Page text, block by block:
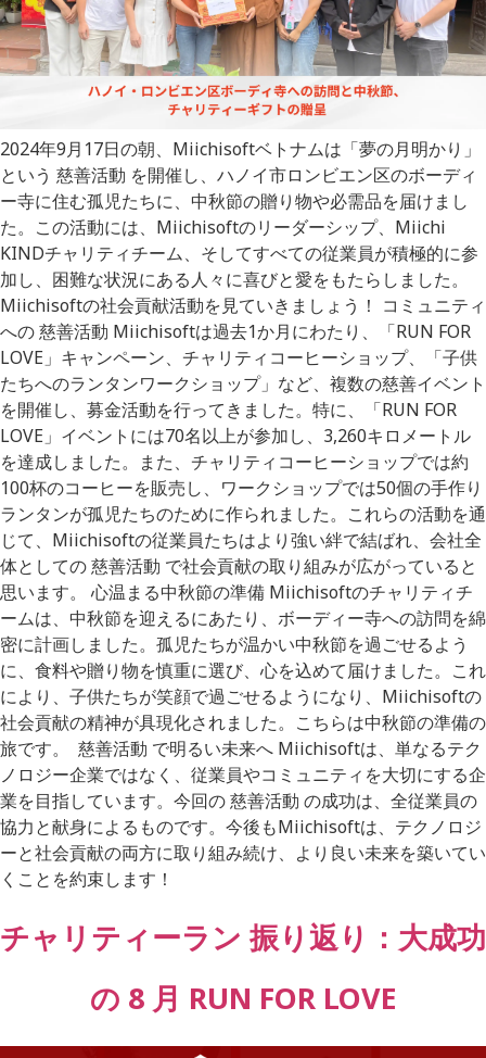
2024年9月17日の朝、Miichisoftベトナムは「夢の月明かり」
という 慈善活動 を開催し、ハノイ市ロンビエン区のボーディ
ー寺に住む孤児たちに、中秋節の贈り物や必需品を届けまし
た。この活動には、Miichisoftのリーダーシップ、Miichi
KINDチャリティチーム、そしてすべての従業員が積極的に参
加し、困難な状況にある人々に喜びと愛をもたらしました。
Miichisoftの社会貢献活動を見ていきましょう！ コミュニティ
への 慈善活動 Miichisoftは過去1か月にわたり、「RUN FOR
LOVE」キャンペーン、チャリティコーヒーショップ、「子供
たちへのランタンワークショップ」など、複数の慈善イベント
を開催し、募金活動を行ってきました。特に、「RUN FOR
LOVE」イベントには70名以上が参加し、3,260キロメートル
を達成しました。また、チャリティコーヒーショップでは約
100杯のコーヒーを販売し、ワークショップでは50個の手作り
ランタンが孤児たちのために作られました。これらの活動を通
じて、Miichisoftの従業員たちはより強い絆で結ばれ、会社全
体としての 慈善活動 で社会貢献の取り組みが広がっていると
思います。 心温まる中秋節の準備 Miichisoftのチャリティチ
ームは、中秋節を迎えるにあたり、ボーディー寺への訪問を綿
密に計画しました。孤児たちが温かい中秋節を過ごせるよう
に、食料や贈り物を慎重に選び、心を込めて届けました。これ
により、子供たちが笑顔で過ごせるようになり、Miichisoftの
社会貢献の精神が具現化されました。こちらは中秋節の準備の
旅です。 慈善活動 で明るい未来へ Miichisoftは、単なるテク
ノロジー企業ではなく、従業員やコミュニティを大切にする企
業を目指しています。今回の 慈善活動 の成功は、全従業員の
協力と献身によるものです。今後もMiichisoftは、テクノロジ
ーと社会貢献の両方に取り組み続け、より良い未来を築いてい
くことを約束します！
チャリティーラン 振り返り：大成功
の 8 月 RUN FOR LOVE